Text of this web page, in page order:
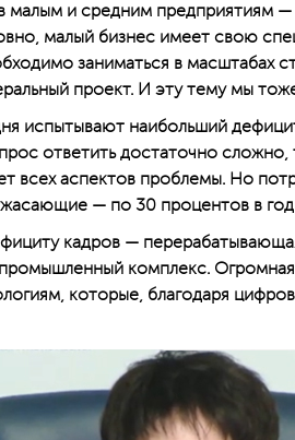
малым и средним предприятиям
малый бизнес имеет свою
заниматься в масштабах
проект. И эту тему мы
испытывают наибольший
ответить достаточно сложно,
всех аспектов проблемы. Но
— по 30 процентов в
кадров —
комплекс.
которые, благодаря